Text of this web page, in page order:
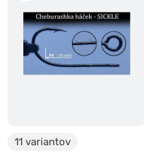
11 variantov